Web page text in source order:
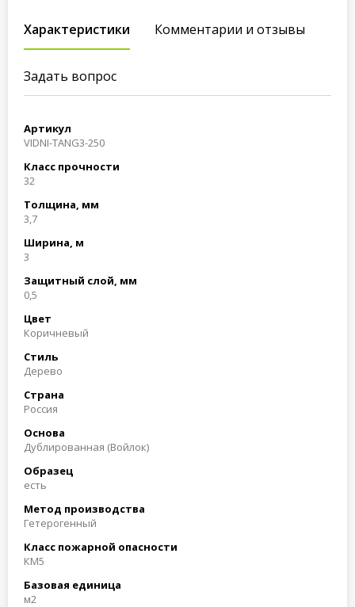
Характеристики Комментарии и отзывы
Задать вопрос
Артикул
VIDNI-TANG3-250
Класс прочности
32
Толщина, мм
3,7
Ширина, м
3
Защитный слой, мм
0,5
Цвет
Коричневый
Стиль
Дерево
Страна
Россия
Основа
Дублированная (Войлок)
Образец
есть
Метод производства
Гетерогенный
Класс пожарной опасности
КМ5
Базовая единица
м2